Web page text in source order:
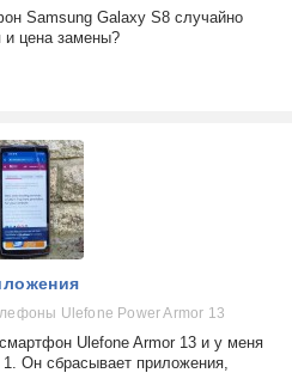
Samsung Galaxy S8 случайно
и цена замены?
Ulefone Power Armor 13
Ulefone Armor 13 и у меня
Он сбрасывает приложения,